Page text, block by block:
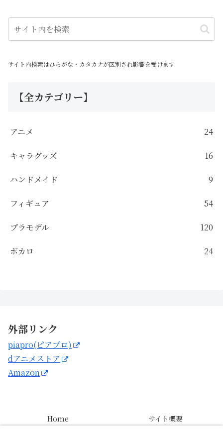
サイト内検索はひらがな・カタカナが区別され影響を受けます
【全カテゴリー】
アニメ 24
キャラグッズ 16
ハンドメイド 9
フィギュア 54
プラモデル 120
ボカロ 24
外部リンク
piapro(ピアプロ)
dアニメストア
Amazon
Home サイト概要